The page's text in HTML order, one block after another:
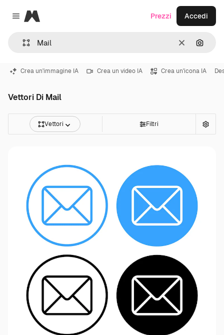
Close menu
Magnific
CancellaCerca
Prezzi Accedi
Crea un'immagine IA Crea un video IA Crea un'icona IA
Vettori Di Mail
Vettori Filtri